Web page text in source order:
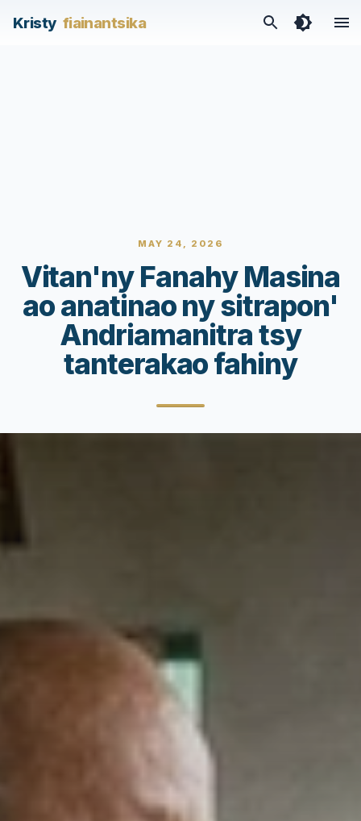
Kristy fiainantsika
MAY 24, 2026
Vitan'ny Fanahy Masina
ao anatinao ny sitrapon'
Andriamanitra tsy
tanterakao fahiny